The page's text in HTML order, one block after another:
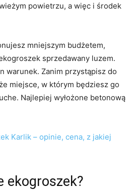
powietrzu, a więc i środek
mniejszym budżetem,
sprzedawany luzem.
warunek. Zanim przystąpisz do
miejsce, w którym będziesz go
Najlepiej wyłożone betonową
Karlik – opinie, cena, z jakiej
ekogroszek?